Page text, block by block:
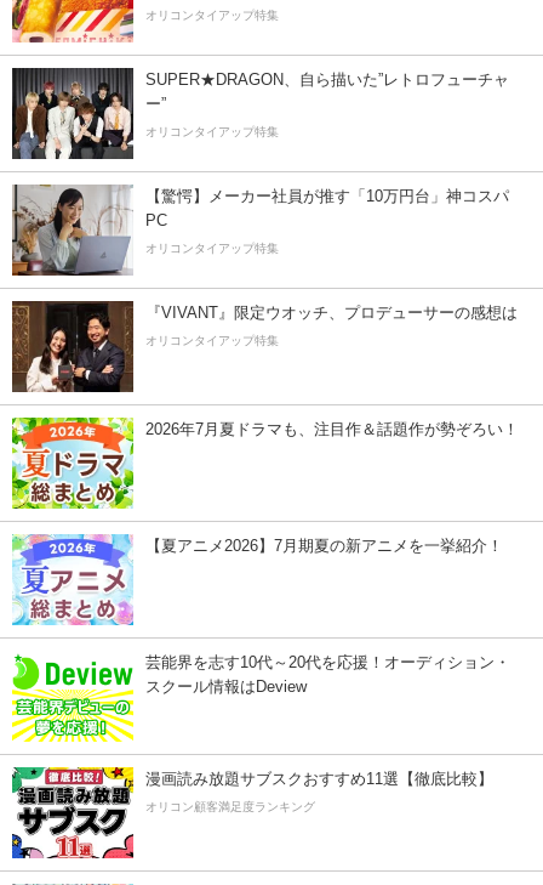
オリコンタイアップ特集
SUPER★DRAGON、自ら描いた”レトロフューチャ
ー”
オリコンタイアップ特集
【驚愕】メーカー社員が推す「10万円台」神コスパ
PC
オリコンタイアップ特集
『VIVANT』限定ウオッチ、プロデューサーの感想は
オリコンタイアップ特集
2026年7月夏ドラマも、注目作＆話題作が勢ぞろい！
【夏アニメ2026】7月期夏の新アニメを一挙紹介！
芸能界を志す10代～20代を応援！オーディション・
スクール情報はDeview
漫画読み放題サブスクおすすめ11選【徹底比較】
オリコン顧客満足度ランキング